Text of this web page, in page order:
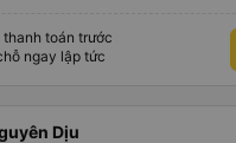
5. Thái độ phục vụ: Nhân viên và tài xế rất
đáo và tôn trọng khách hàng. Tôi cảm
họ cung cấp. Dịch vụ của họ đáp ứng đầy đủ
thanh toán trước
ngay lập tức
Dịu